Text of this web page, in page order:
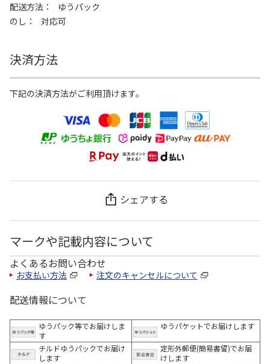
配送方法
ゆうパック
のし
対応可
決済方法
下記の決済方法がご利用頂けます。
シェアする
マークや記載内容について
よくあるお問い合わせ
お支払い方法 注文のキャンセルについて
配送情報について
ゆうパック等でお届けしま
す
ゆうパケットでお届けします
チルドゆうパックでお届け
します
定形外郵便(簡易書留)でお届
けします